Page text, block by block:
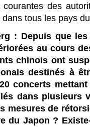
courantes des
tous les pays
: Depuis que
au cours
chinois ont
destinés à
concerts
dans plusieurs
mesures de
du Japon ?